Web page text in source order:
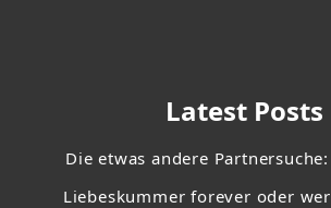
Latest Posts
Die etwas andere Partnersuche:
Liebeskummer forever oder wer